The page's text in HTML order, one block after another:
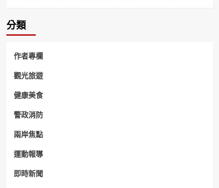
分類
作者專欄
觀光旅遊
健康美食
警政消防
兩岸焦點
運動報導
即時新聞